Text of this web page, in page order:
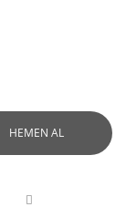
HEMEN AL